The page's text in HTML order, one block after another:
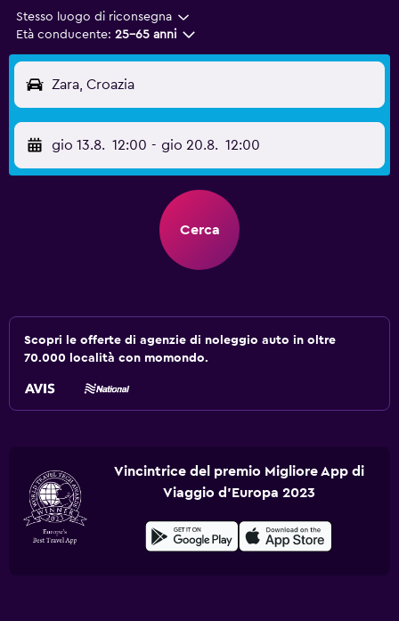
Stesso luogo di riconsegna
Età conducente: 25-65 anni
Zara, Croazia
gio 13.8. 12:00 - gio 20.8. 12:00
Cerca
Scopri le offerte di agenzie di noleggio auto in oltre
70.000 località con momondo.
Vincintrice del premio Migliore App di
Viaggio d'Europa 2023